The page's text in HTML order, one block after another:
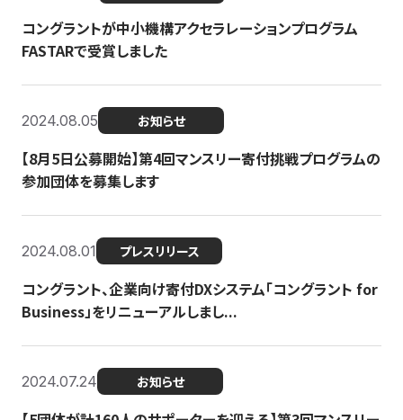
コングラントが中小機構アクセラレーションプログラム
FASTARで受賞しました
2024.08.05 お知らせ
【8月5日公募開始】第4回マンスリー寄付挑戦プログラムの
参加団体を募集します
2024.08.01 プレスリリース
コングラント、企業向け寄付DXシステム「コングラント for
Business」をリニューアルしまし...
2024.07.24 お知らせ